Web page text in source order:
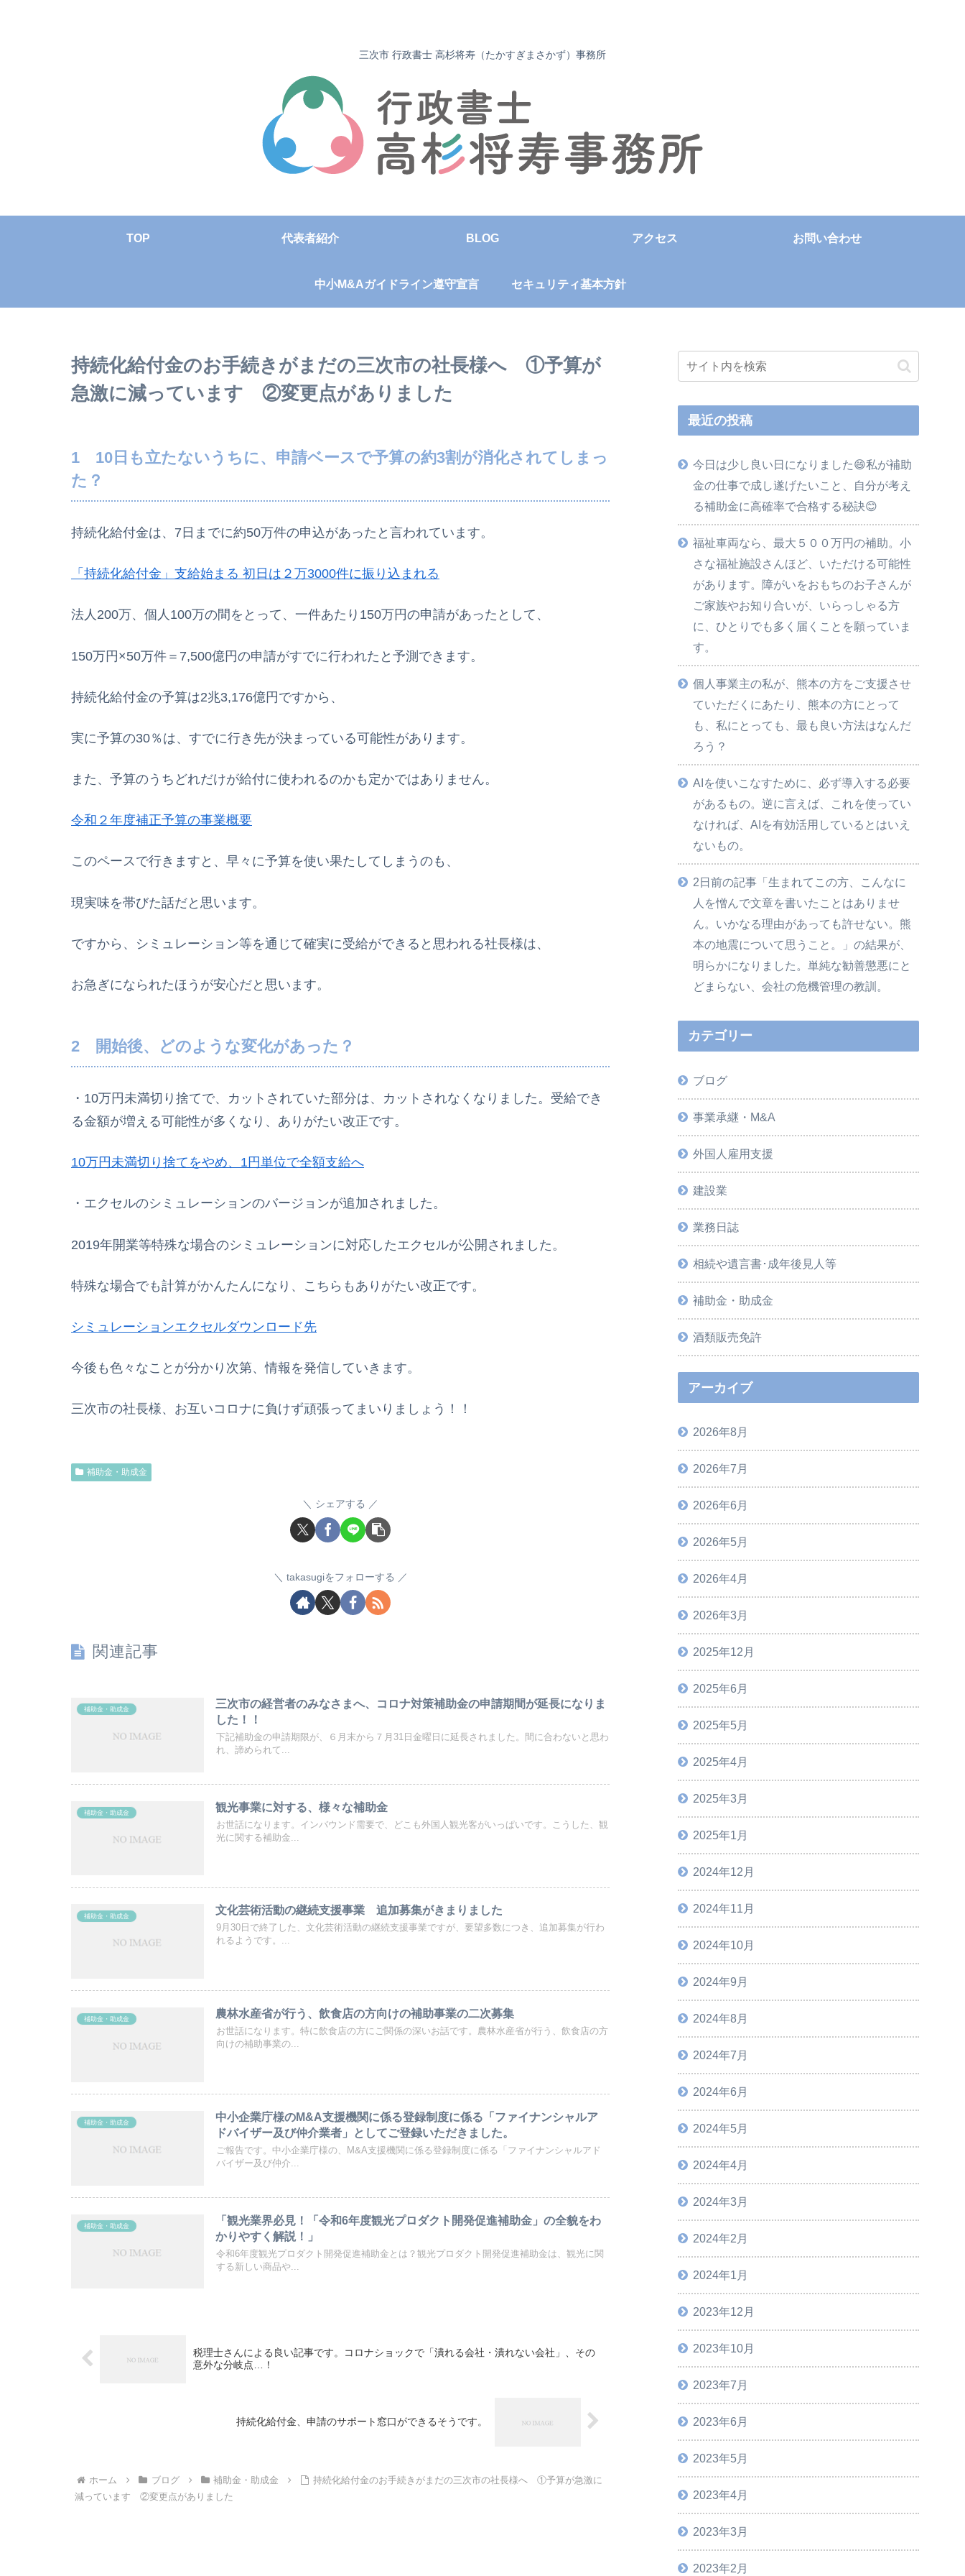
三次市 行政書士 高杉将寿（たかすぎまさかず）事務所
TOP 代表者紹介 BLOG アクセス お問い合わせ
中小M&Aガイドライン遵守宣言 セキュリティ基本方針
持続化給付金のお手続きがまだの三次市の社長様へ ①予算が
急激に減っています ②変更点がありました
1 10日も立たないうちに、申請ベースで予算の約3割が消化されてしまっ
た？
持続化給付金は、7日までに約50万件の申込があったと言われています。
「持続化給付金」支給始まる 初日は２万3000件に振り込まれる
法人200万、個人100万の間をとって、一件あたり150万円の申請があったとして、
150万円×50万件＝7,500億円の申請がすでに行われたと予測できます。
持続化給付金の予算は2兆3,176億円ですから、
実に予算の30％は、すでに行き先が決まっている可能性があります。
また、予算のうちどれだけが給付に使われるのかも定かではありません。
令和２年度補正予算の事業概要
このペースで行きますと、早々に予算を使い果たしてしまうのも、
現実味を帯びた話だと思います。
ですから、シミュレーション等を通じて確実に受給ができると思われる社長様は、
お急ぎになられたほうが安心だと思います。
2 開始後、どのような変化があった？
・10万円未満切り捨てで、カットされていた部分は、カットされなくなりました。受給でき
る金額が増える可能性が多くなり、ありがたい改正です。
10万円未満切り捨てをやめ、1円単位で全額支給へ
・エクセルのシミュレーションのバージョンが追加されました。
2019年開業等特殊な場合のシミュレーションに対応したエクセルが公開されました。
特殊な場合でも計算がかんたんになり、こちらもありがたい改正です。
シミュレーションエクセルダウンロード先
今後も色々なことが分かり次第、情報を発信していきます。
三次市の社長様、お互いコロナに負けず頑張ってまいりましょう！！
補助金・助成金
シェアする
takasugiをフォローする
関連記事
補助金・助成金
三次市の経営者のみなさまへ、コロナ対策補助金の申請期間が延長になりま
した！！
下記補助金の申請期限が、６月末から７月31日金曜日に延長されました。間に合わないと思わ
れ、諦められて...
補助金・助成金 観光事業に対する、様々な補助金
お世話になります。インバウンド需要で、どこも外国人観光客がいっぱいです。こうした、観
光に関する補助金...
補助金・助成金 文化芸術活動の継続支援事業 追加募集がきまりました
9月30日で終了した、文化芸術活動の継続支援事業ですが、要望多数につき、追加募集が行わ
れるようです。...
補助金・助成金 農林水産省が行う、飲食店の方向けの補助事業の二次募集
お世話になります。特に飲食店の方にご関係の深いお話です。農林水産省が行う、飲食店の方
向けの補助事業の...
補助金・助成金
中小企業庁様のM&A支援機関に係る登録制度に係る「ファイナンシャルア
ドバイザー及び仲介業者」としてご登録いただきました。
ご報告です。中小企業庁様の、M&A支援機関に係る登録制度に係る「ファイナンシャルアド
バイザー及び仲介...
補助金・助成金
「観光業界必見！「令和6年度観光プロダクト開発促進補助金」の全貌をわ
かりやすく解説！」
令和6年度観光プロダクト開発促進補助金とは？観光プロダクト開発促進補助金は、観光に関
する新しい商品や...
税理士さんによる良い記事です。コロナショックで「潰れる会社・潰れない会社」、その
意外な分岐点…！
持続化給付金、申請のサポート窓口ができるそうです。
ホーム ブログ 補助金・助成金
持続化給付金のお手続きがまだの三次市の社長様へ ①予算が急激に
減っています ②変更点がありました
最近の投稿
今日は少し良い日になりました😄私が補助
金の仕事で成し遂げたいこと、自分が考え
る補助金に高確率で合格する秘訣😊
福祉車両なら、最大５００万円の補助。小
さな福祉施設さんほど、いただける可能性
があります。障がいをおもちのお子さんが
ご家族やお知り合いが、いらっしゃる方
に、ひとりでも多く届くことを願っていま
す。
個人事業主の私が、熊本の方をご支援させ
ていただくにあたり、熊本の方にとって
も、私にとっても、最も良い方法はなんだ
ろう？
AIを使いこなすために、必ず導入する必要
があるもの。逆に言えば、これを使ってい
なければ、AIを有効活用しているとはいえ
ないもの。
2日前の記事「生まれてこの方、こんなに
人を憎んで文章を書いたことはありませ
ん。いかなる理由があっても許せない。熊
本の地震について思うこと。」の結果が、
明らかになりました。単純な勧善懲悪にと
どまらない、会社の危機管理の教訓。
カテゴリー
ブログ
事業承継・M&A
外国人雇用支援
建設業
業務日誌
相続や遺言書･成年後見人等
補助金・助成金
酒類販売免許
アーカイブ
2026年8月
2026年7月
2026年6月
2026年5月
2026年4月
2026年3月
2025年12月
2025年6月
2025年5月
2025年4月
2025年3月
2025年1月
2024年12月
2024年11月
2024年10月
2024年9月
2024年8月
2024年7月
2024年6月
2024年5月
2024年4月
2024年3月
2024年2月
2024年1月
2023年12月
2023年10月
2023年7月
2023年6月
2023年5月
2023年4月
2023年3月
2023年2月